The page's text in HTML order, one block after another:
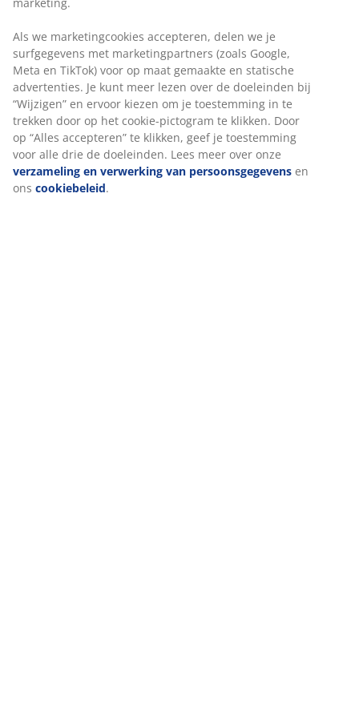
In de kijker: LIMFJORDEN
Ontdek onze stijlvolle collectie functionele
opbergmeubelen voor je slaapkamer en je kantoor.
Als we marketingcookies accepteren, delen we je
surfgegevens met marketingpartners (zoals Google,
Meta en TikTok) voor op maat gemaakte en statische
advertenties. Je kunt meer lezen over de doeleinden bij
“Wijzigen” en ervoor kiezen om je toestemming in te
trekken door op het cookie-pictogram te klikken. Door
op “Alles accepteren” te klikken, geef je toestemming
voor alle drie de doeleinden. Lees meer over onze
verzameling en verwerking van persoonsgegevens en
ons cookiebeleid.